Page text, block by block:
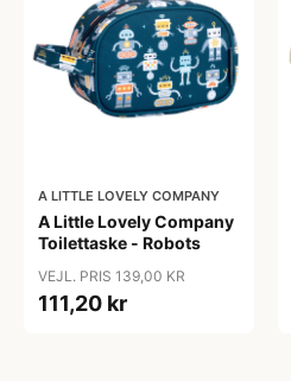
A LITTLE LOVELY COMPANY
A Little Lovely Company
Toilettaske - Robots
VEJL. PRIS 139,00 KR
111,20 kr